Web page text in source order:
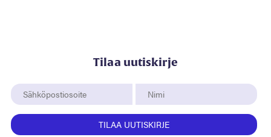
Tilaa uutiskirje
TILAA UUTISKIRJE